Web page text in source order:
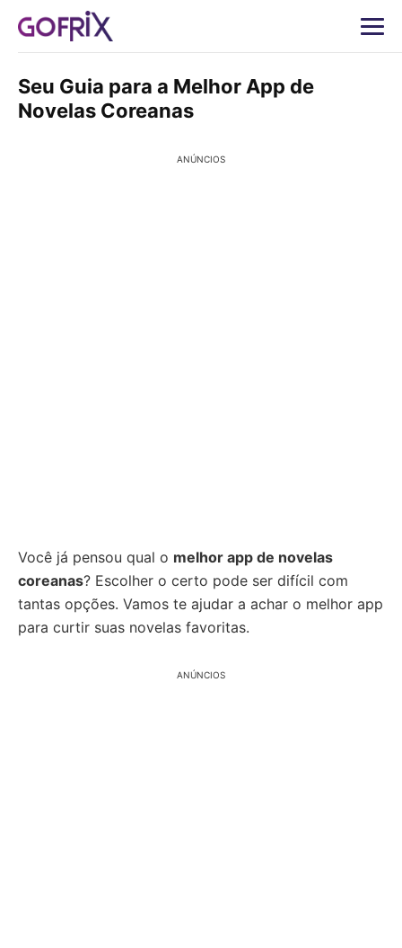
Seu Guia para a Melhor App de
Novelas Coreanas
ANÚNCIOS
Você já pensou qual o melhor app de novelas
coreanas? Escolher o certo pode ser difícil com
tantas opções. Vamos te ajudar a achar o melhor app
para curtir suas novelas favoritas.
ANÚNCIOS